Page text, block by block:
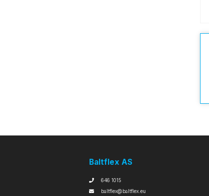
Baltflex AS
646 1015
baltflex@baltflex.eu